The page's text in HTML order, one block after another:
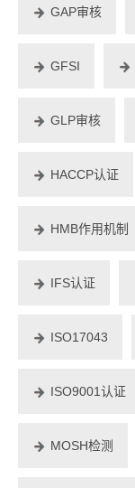
GAP审核
GFSI
GLP审核
HACCP认证
HMB作用机制
IFS认证
ISO17043
ISO9001认证
MOSH检测